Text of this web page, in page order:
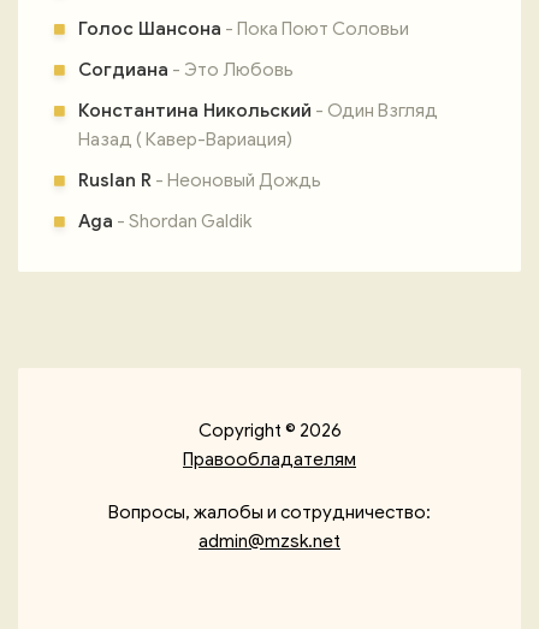
Голос Шансона - Пока Поют Соловьи
Согдиана - Это Любовь
Константина Никольский - Один Взгляд
Назад ( Кавер-Вариация)
Ruslan R - Неоновый Дождь
Aga - Shordan Galdik
Copyright © 2026
Правообладателям
Вопросы, жалобы и сотрудничество:
admin@mzsk.net